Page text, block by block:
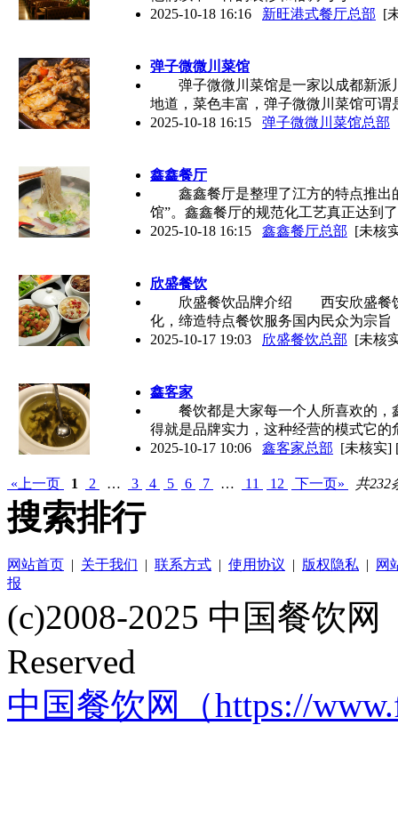
2025-10-18 16:16
新旺港式餐厅总部 [
弹子微微川菜馆
弹子微微川菜馆是一家以成都新派
地道，菜色丰富，弹子微微川菜馆可谓
2025-10-18 16:15
弹子微微川菜馆总部
鑫鑫餐厅
鑫鑫餐厅是整理了江方的特点推出
馆”。鑫鑫餐厅的规范化工艺真正达到了
2025-10-18 16:15
鑫鑫餐厅总部 [未核
欣盛餐饮
欣盛餐饮品牌介绍 西安欣盛餐饮
化，缔造特点餐饮服务国内民众为宗旨
2025-10-17 19:03
欣盛餐饮总部 [未核
鑫客家
餐饮都是大家每一个人所喜欢的，
得就是品牌实力，这种经营的模式它的
2025-10-17 10:06
鑫客家总部 [未核实]
«上一页 1 2 … 3 4 5 6 7 … 11 12 下一页» 共232
搜索排行
网站首页 | 关于我们 | 联系方式 | 使用协议 | 版权隐私 |
网
报
(c)2008-2025 中国餐饮
Reserved
中国餐饮网（https://